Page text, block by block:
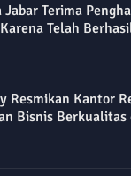
Terima
Telah
Resmikan Kantor
Bisnis Berkualitas